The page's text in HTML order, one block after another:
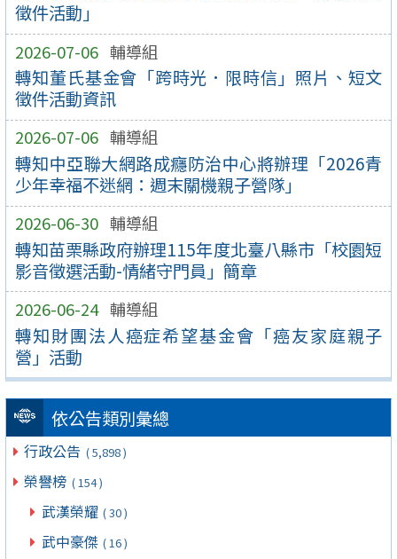
徵件活動」
2026-07-06 輔導組
轉知董氏基金會「跨時光．限時信」照片、短文
徵件活動資訊
2026-07-06 輔導組
轉知中亞聯大網路成癮防治中心將辦理「2026青
少年幸福不迷網：週末關機親子營隊」
2026-06-30 輔導組
轉知苗栗縣政府辦理115年度北臺八縣市「校園短
影音徵選活動-情緒守門員」簡章
2026-06-24 輔導組
轉知財團法人癌症希望基金會「癌友家庭親子
營」活動
依公告類別彙總
行政公告 ( 5,898 )
榮譽榜 ( 154 )
武漢榮耀 ( 30 )
武中豪傑 ( 16 )